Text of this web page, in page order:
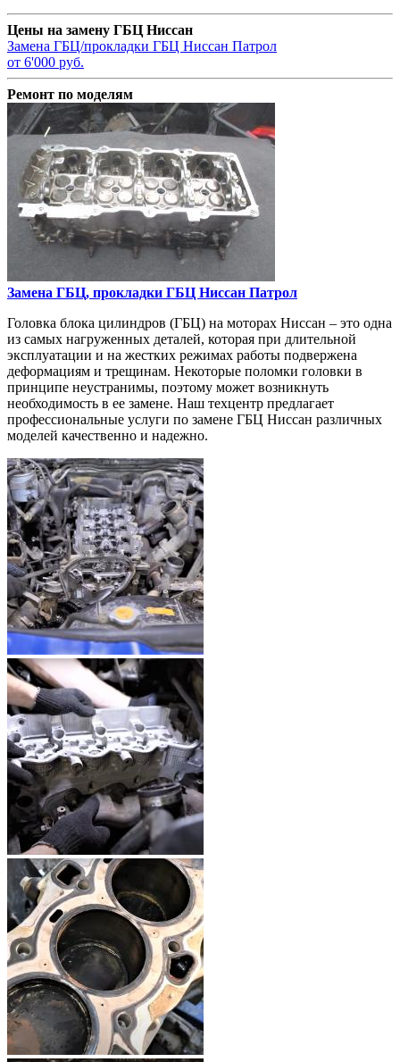
Цены на замену ГБЦ Ниссан
Замена ГБЦ/прокладки ГБЦ Ниссан Патрол
от 6'000 руб.
Ремонт по моделям
Замена ГБЦ, прокладки ГБЦ Ниссан Патрол
Головка блока цилиндров (ГБЦ) на моторах Ниссан – это одна
из самых нагруженных деталей, которая при длительной
эксплуатации и на жестких режимах работы подвержена
деформациям и трещинам. Некоторые поломки головки в
принципе неустранимы, поэтому может возникнуть
необходимость в ее замене. Наш техцентр предлагает
профессиональные услуги по замене ГБЦ Ниссан различных
моделей качественно и надежно.